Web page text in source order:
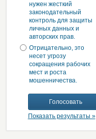
нужен жесткий
законодательный
контроль для защиты
личных данных и
авторских прав.
Отрицательно, это
несет угрозу
сокращения рабочих
мест и роста
мошенничества.
Показать результаты »